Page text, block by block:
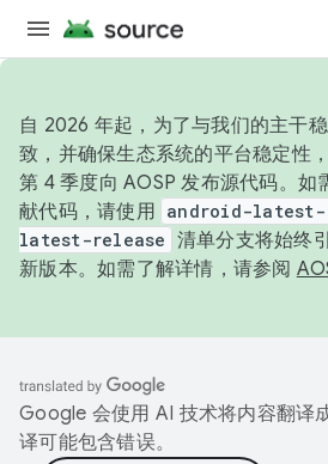
自 2026 年起，为了与我们的主干
致，并确保生态系统的平台稳定性
第 4 季度向 AOSP 发布源代码。如
献代码，请使用 android-latest-
latest-release 清单分支将始终
新版本。如需了解详情，请参阅
Google 会使用 AI 技术将内容翻译
译可能包含错误。